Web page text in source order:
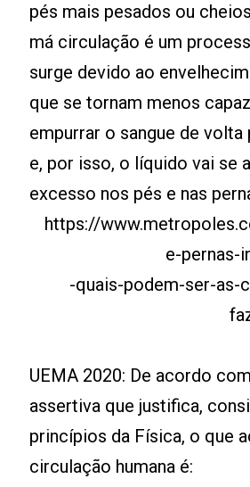
pés mais pesados ou
má circulação é um
surge devido ao
que se tornam menos
empurrar o sangue de volta
e, por isso, o líquido vai se
excesso nos pés e nas
https://
e-pernas-
-quais-podem-ser-as-
UEMA 2020: De acordo
assertiva que justifica,
princípios da Física, o que
circulação humana é: